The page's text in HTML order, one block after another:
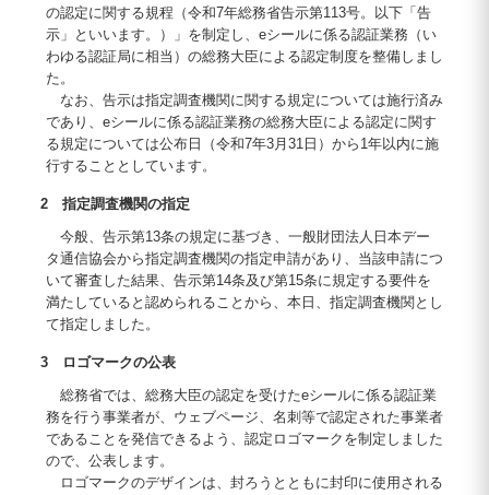
の認定に関する規程（令和7年総務省告示第113号。以下「告
示」といいます。）」を制定し、eシールに係る認証業務（い
わゆる認証局に相当）の総務大臣による認定制度を整備しまし
た。
なお、告示は指定調査機関に関する規定については施行済み
であり、eシールに係る認証業務の総務大臣による認定に関す
る規定については公布日（令和7年3月31日）から1年以内に施
行することとしています。
2 指定調査機関の指定
今般、告示第13条の規定に基づき、一般財団法人日本デー
タ通信協会から指定調査機関の指定申請があり、当該申請につ
いて審査した結果、告示第14条及び第15条に規定する要件を
満たしていると認められることから、本日、指定調査機関とし
て指定しました。
3 ロゴマークの公表
総務省では、総務大臣の認定を受けたeシールに係る認証業
務を行う事業者が、ウェブページ、名刺等で認定された事業者
であることを発信できるよう、認定ロゴマークを制定しました
ので、公表します。
ロゴマークのデザインは、封ろうとともに封印に使用される